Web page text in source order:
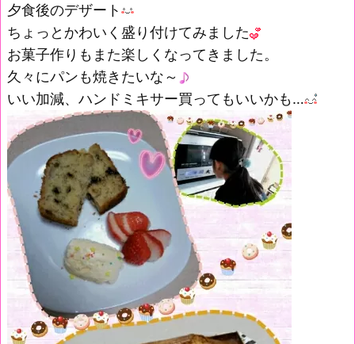
夕食後のデザート
ちょっとかわいく盛り付けてみました
お菓子作りもまた楽しくなってきました。
久々にパンも焼きたいな～
いい加減、ハンドミキサー買ってもいいかも…